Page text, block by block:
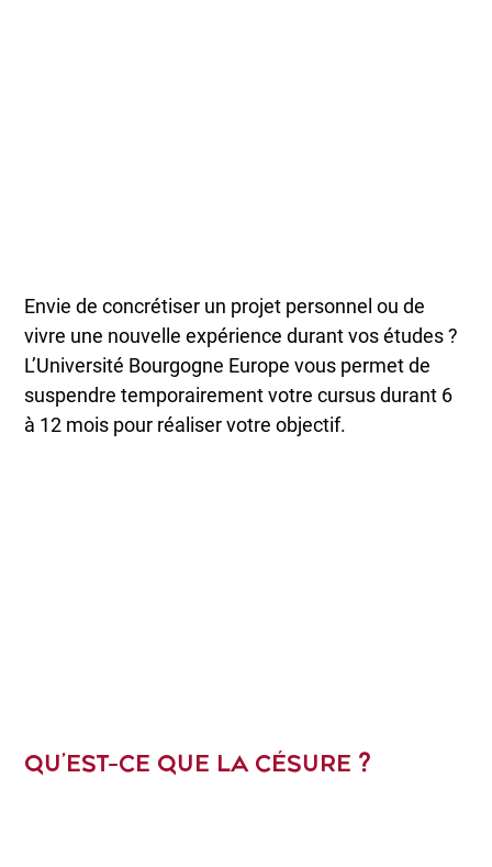
Envie de concrétiser un projet personnel ou de
vivre une nouvelle expérience durant vos études ?
L’Université Bourgogne Europe vous permet de
suspendre temporairement votre cursus durant 6
à 12 mois pour réaliser votre objectif.
QU’EST-CE QUE LA CÉSURE ?